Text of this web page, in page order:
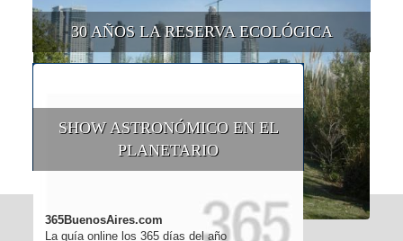
30 AÑOS LA RESERVA ECOLÓGICA
SHOW ASTRONÓMICO EN EL
PLANETARIO
365BuenosAires.com
La guía online los 365 días del año